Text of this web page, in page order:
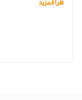
اقرأ المزيد